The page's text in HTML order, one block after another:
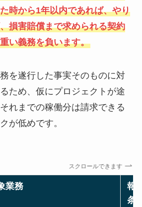
時から1年以内であれば、やり
損害賠償まで求められる契約
い義務を負います。
を遂行した事実そのものに対
ため、仮にプロジェクトが途
れまでの稼働分は請求できる
が低めです。
スクロールできます
業務
報
条